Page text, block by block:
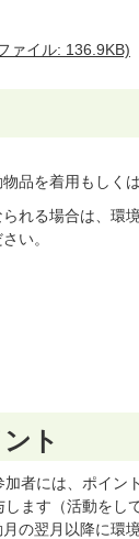
ァイル: 136.9KB)
品を着用もしく
れる場合は、環
い。
ト
者には、ポイ
ます（活動をし
の翌月以降に環